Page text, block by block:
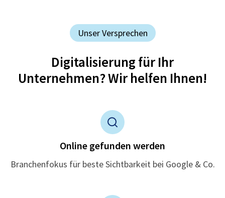
Unser Versprechen
Digitalisierung für Ihr
Unternehmen? Wir helfen Ihnen!
Online gefunden werden
Branchenfokus für beste Sichtbarkeit bei Google & Co.